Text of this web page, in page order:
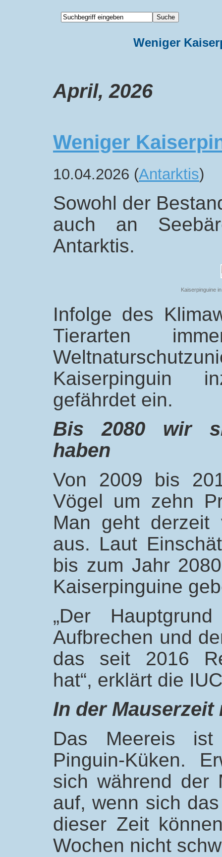
Weniger
April, 2026
Weniger
10.04.2026 (Antarktis)
Sowohl der
auch an
Antarktis.
Kaiserpinguine
Infolge des
Tierarten
Kaiserpinguin
gefährdet ein.
Bis 2080 wir
haben
Von 2009 bis
Vögel um zehn
Man geht derzeit
aus. Laut
bis zum Jahr
Kaiserpinguine
„Der
Aufbrechen und
das seit 2016
hat“, erklärt die
In der
Das Meereis
Pinguin-Küken.
sich während der
auf, wenn sich
dieser Zeit
Wochen nicht